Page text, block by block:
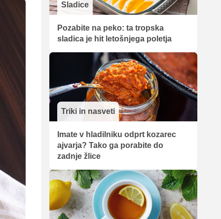
Sladice
Pozabite na peko: ta tropska
sladica je hit letošnjega poletja
Triki in nasveti
Imate v hladilniku odprt kozarec
ajvarja? Tako ga porabite do
zadnje žlice